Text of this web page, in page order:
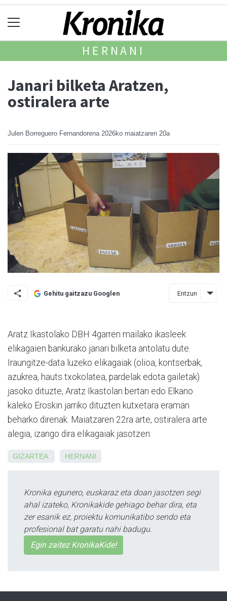
HERNANI
Janari bilketa Aratzen,
ostiralera arte
Julen Borreguero Fernandorena 2026ko maiatzaren 20a
Gehitu gaitzazu Googlen Entzun
Aratz Ikastolako DBH 4garren mailako ikasleek
elikagaien bankurako janari bilketa antolatu dute.
Iraungitze-data luzeko elikagaiak (olioa, kontserbak,
azukrea, hauts txokolatea, pardelak edota gailetak)
jasoko dituzte, Aratz Ikastolan bertan edo Elkano
kaleko Eroskin jarriko dituzten kutxetara eraman
beharko direnak. Maiatzaren 22ra arte, ostiralera arte
alegia, izango dira elikagaiak jasotzen.
GIZARTEA HERNANI
Kronika egunero, euskaraz eta doan jasotzen segi
ahal izateko, Kronikakide gehiago behar dira, eta
zer esanik ez, proiektu komunikatibo sendo eta
profesional bat garatu nahi badugu.
Egin zaitez KronikaKide!